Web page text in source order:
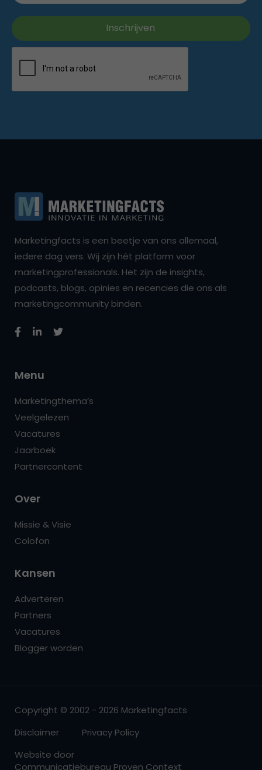
Marketingfacts is een beetje van ons allemaal,
iedere dag vers. Wij zijn hét platform voor
marketingprofessionals. Het zijn de insights,
podcasts, blogs, opinies en recencies die ons als
marketingcommunity binden.
Menu
Marketingthema’s
Veelgelezen
Vacatures
Jaarboek
Partnercontent
Over
Missie & Visie
Colofon
Kansen
Adverteren
Partners
Vacatures
Blogger worden
Copyright © 2002 - 2026 Marketingfacts
Disclaimer
Privacy Policy
Website door
Communicatiebureau Proven Context